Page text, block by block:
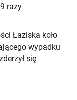
razy
Łaziska koło
wypadku
się